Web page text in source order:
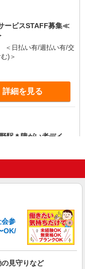
ービスSTAFF募集≪
＜日払い有/週払い有/交
)＞
詳細を見る
駅＊障がい者デイ
＜日払い有/週払い有/交
)＞
関係に悩まない職場
参
OK/
見守りなど